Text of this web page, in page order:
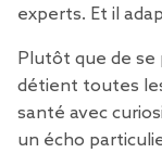
experts. Et il
Plutôt que de se
détient toutes
santé avec
un écho